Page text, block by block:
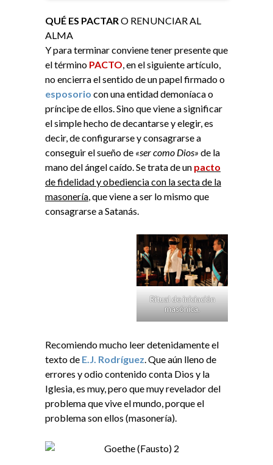
QUÉ ES PACTARO RENUNCIAR AL
ALMA
Y para terminar conviene tener presente que
el término PACTO, en el siguiente artículo,
no encierra el sentido de un papel firmado o
esposorio con una entidad demoníaca o
príncipe de ellos. Sino que viene a significar
el simple hecho de decantarse y elegir, es
decir, de configurarse y consagrarse a
conseguir el sueño de «ser como Dios» de la
mano del ángel caído. Se trata de un pacto
de fidelidad y obediencia con la secta de la
masonería, que viene a ser lo mismo que
consagrarse a Satanás.
Ritual de iniciación
masónica.
Recomiendo mucho leer detenidamente el
texto de E.J. Rodríguez . Que aún lleno de
errores y odio contenido conta Dios y la
Iglesia, es muy, pero que muy revelador del
problema que vive el mundo, porque el
problema son ellos (masonería).